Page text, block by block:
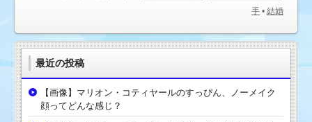
手 • 結婚
最近の投稿
【画像】マリオン・コティヤールのすっぴん、ノーメイク
顔ってどんな感じ？